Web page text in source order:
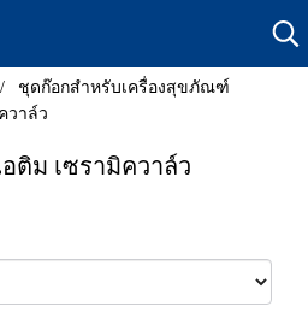
ชุดก๊อกสำหรับเครื่องสุขภัณฑ์
วาล์ว
ติม เซรามิควาล์ว